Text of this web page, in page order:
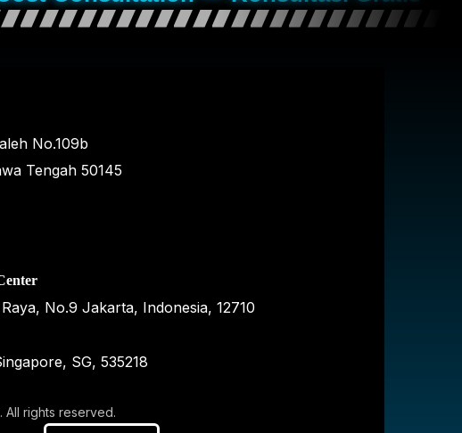
No.109b
Tengah 50145
No.9 Jakarta, Indonesia, 12710
SG, 535218
All rights reserved.